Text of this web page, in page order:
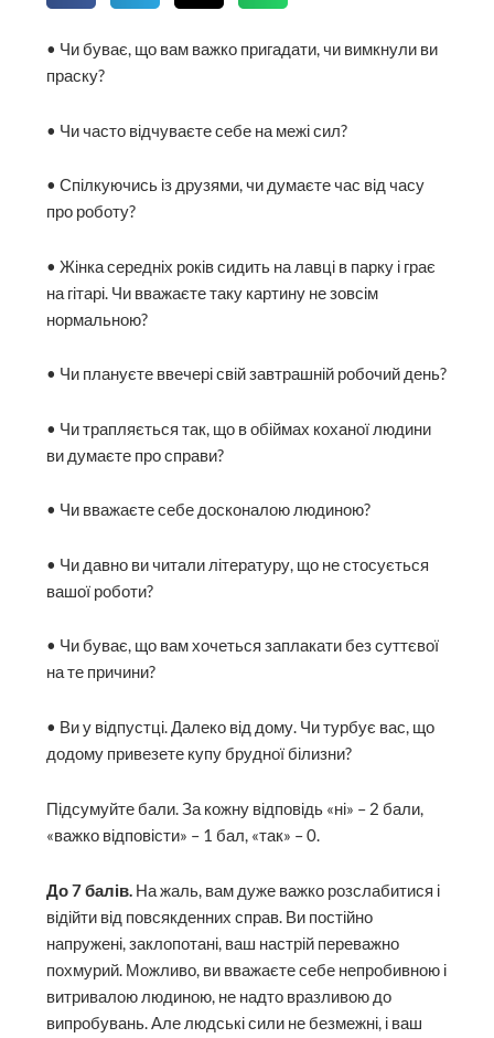
• Чи буває, що вам важко пригадати, чи вимкнули ви
праску?
• Чи часто відчуваєте себе на межі сил?
• Спілкуючись із друзями, чи думаєте час від часу
про роботу?
• Жінка середніх років сидить на лавці в парку і грає
на гітарі. Чи вважаєте таку картину не зовсім
нормальною?
• Чи плануєте ввечері свій завтрашній робочий день?
• Чи трапляється так, що в обіймах коханої людини
ви думаєте про справи?
• Чи вважаєте себе досконалою людиною?
• Чи давно ви читали літературу, що не стосується
вашої роботи?
• Чи буває, що вам хочеться заплакати без суттєвої
на те причини?
• Ви у відпустці. Далеко від дому. Чи турбує вас, що
додому привезете купу брудної білизни?
Підсумуйте бали. За кожну відповідь «ні» – 2 бали,
«важко відповісти» – 1 бал, «так» – 0.
До 7 балів. На жаль, вам дуже важко розслабитися і
відійти від повсякденних справ. Ви постійно
напружені, заклопотані, ваш настрій переважно
похмурий. Можливо, ви вважаєте себе непробивною і
витривалою людиною, не надто вразливою до
випробувань. Але людські сили не безмежні, і ваш